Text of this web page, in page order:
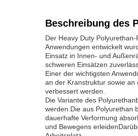
Beschreibung des
Der Heavy Duty
Anwendungen entwickelt
Einsatz in Innen- und
schweren Einsätzen
Einer der wichtigsten
an der Kranstruktur sowie
verbessert werden.
Die Variante des
werden.Die aus Polyurethan
dauerhafte Verformung
und Bewegens